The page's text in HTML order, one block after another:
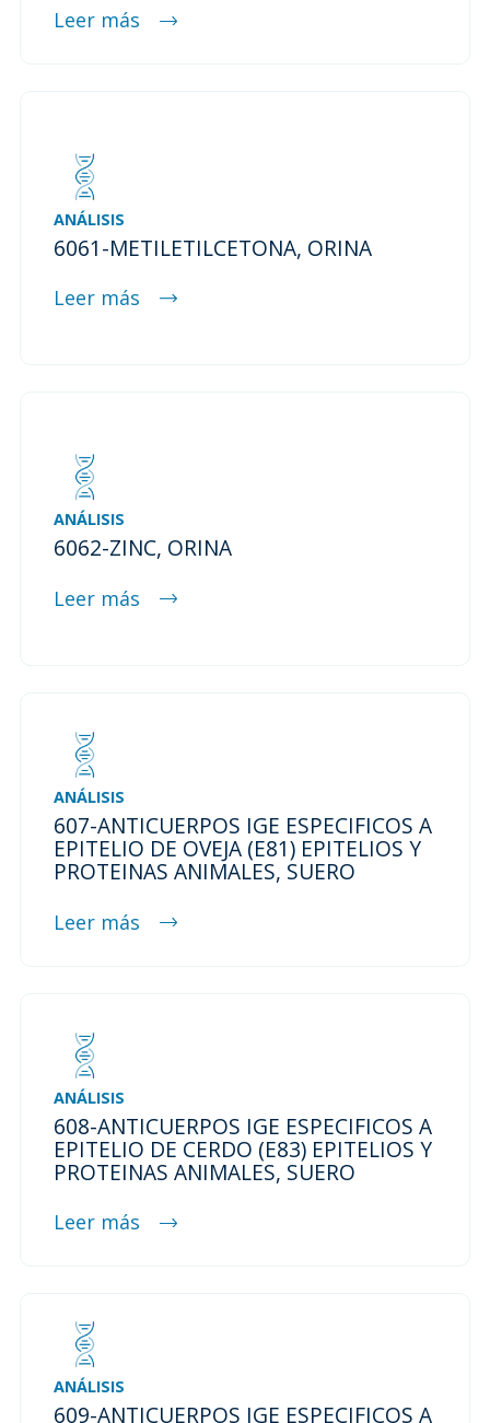
Leer más
ANÁLISIS
6061-METILETILCETONA, ORINA
Leer más
ANÁLISIS
6062-ZINC, ORINA
Leer más
ANÁLISIS
607-ANTICUERPOS IGE ESPECIFICOS A
EPITELIO DE OVEJA (E81) EPITELIOS Y
PROTEINAS ANIMALES, SUERO
Leer más
ANÁLISIS
608-ANTICUERPOS IGE ESPECIFICOS A
EPITELIO DE CERDO (E83) EPITELIOS Y
PROTEINAS ANIMALES, SUERO
Leer más
ANÁLISIS
609-ANTICUERPOS IGE ESPECIFICOS A